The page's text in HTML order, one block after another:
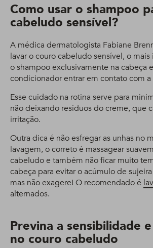
Como usar o shampoo
cabeludo sensível?
A médica dermatologista Fabiane
lavar o couro cabeludo sensível, o
o shampoo exclusivamente na cabeça
condicionador entrar em contato com
Esse cuidado na rotina serve para
não deixando resíduos do creme, que
irritação.
Outra dica é não esfregar as unhas no
lavagem, o correto é massagear
cabeludo e também não ficar muito
cabeça para evitar o acúmulo de
mas não exagere! O recomendado é
alternados.
Previna a sensibilidade
no couro cabeludo